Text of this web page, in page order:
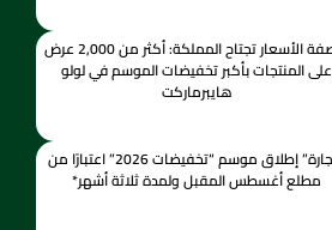
عاصفة الأسعار تجتاح المملكة: أكثر من 2,000 عرض
على المنتجات بأكبر تخفيضات الموسم في لولو
هايبرماركت
التجارة” إطلاق موسم “تخفيضات 2026” اعتبارًا من
مطلع أغسطس المقبل ولمدة ثلاثة أشهر*